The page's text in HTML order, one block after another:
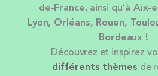
de-France, ainsi qu’à Aix-
Lyon, Orléans, Rouen,
Bordeaux !
Découvrez et inspirez
différents thèmes de